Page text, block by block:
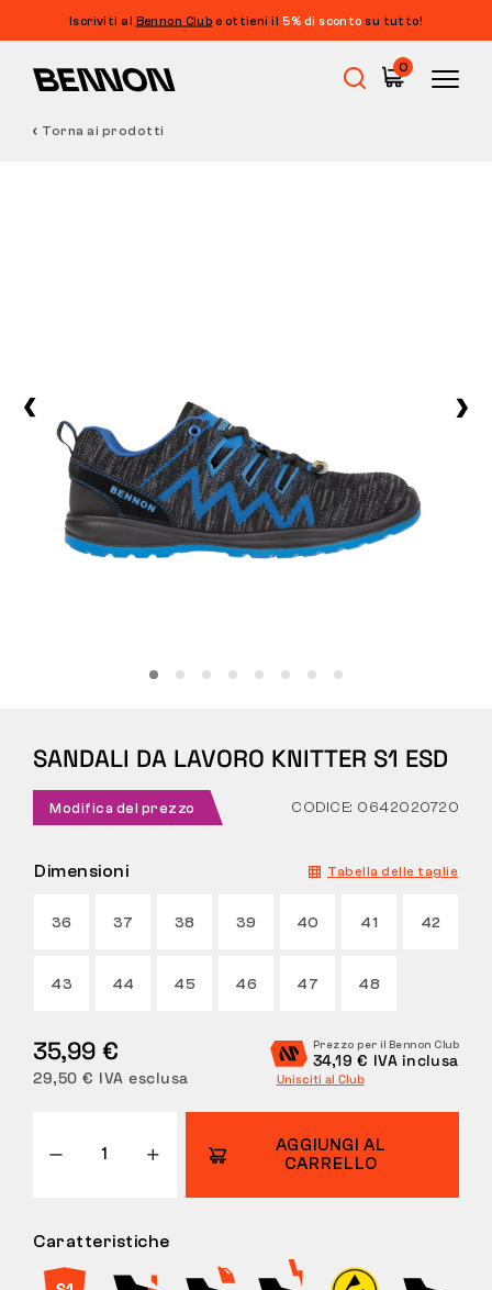
Iscriviti al Bennon Club e ottieni il 5% di sconto su tutto!
0
Calzature casual
Tattiche
CHI SIAMO
BLOG
LABORATORIO BENNON
NEGOZIO CON BISTROT
Torna ai prodotti
SANDALI DA LAVORO KNITTER S1 ESD
Modifica del prezzo CODICE: 0642020720
Dimensioni Tabella delle taglie
36 37 38 39 40 41 42
43 44 45 46 47 48
35,99 €
29,50 € IVA esclusa
Prezzo per il Bennon Club
34,19 € IVA inclusa
Unisciti al Club
AGGIUNGI AL
CARRELLO
Caratteristiche